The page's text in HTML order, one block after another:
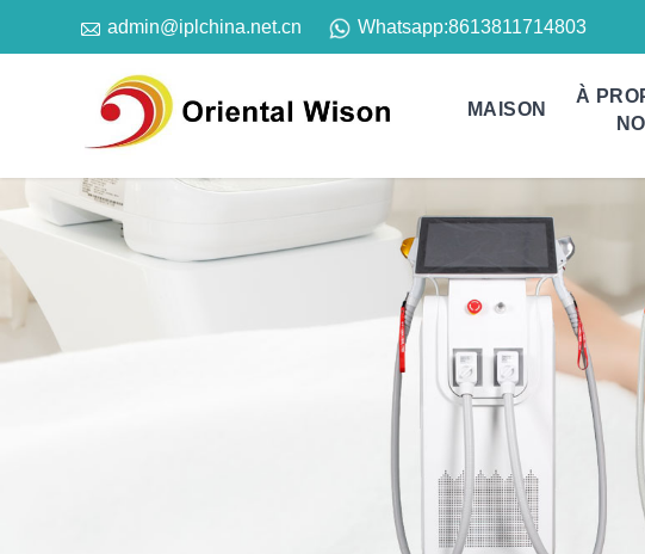
 admin@iplchina.net.cn Whatsapp:8613811714803
MAISON
À